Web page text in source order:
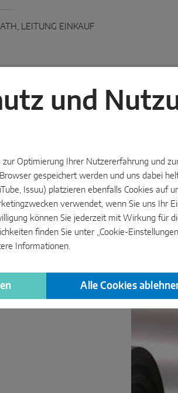
LEITUNG EINKAUF
ein besonders
hier unser Schwerpunkt.
Lieferanten für uns zu
.
wollen wir 2024 denCO₂-
wir die Zusammenarbeit
und bauen es als
bisherigen Lieferanten
(statt 2.800 kg lediglich
und
Optimierung Ihrer Nutzererfahrung und
gespeichert werden und uns dabei
Issuu) platzieren ebenfalls Cookies auf
verwendet, wenn Sie uns Ihr
können Sie jederzeit mit Wirkung für
finden Sie unter „Cookie-
Informationen.
Alle Cookies